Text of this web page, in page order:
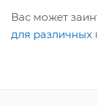
Вас может
для различных